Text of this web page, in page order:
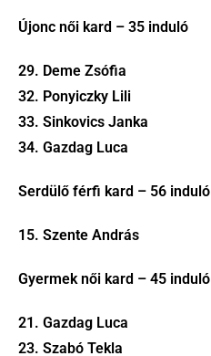
Újonc női kard – 35 induló
29. Deme Zsófia
32. Ponyiczky Lili
33. Sinkovics Janka
34. Gazdag Luca
Serdülő férfi kard – 56 induló
15. Szente András
Gyermek női kard – 45 induló
21. Gazdag Luca
23. Szabó Tekla